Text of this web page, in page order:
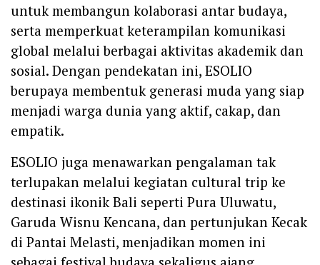
untuk membangun kolaborasi antar budaya,
serta memperkuat keterampilan komunikasi
global melalui berbagai aktivitas akademik dan
sosial. Dengan pendekatan ini, ESOLIO
berupaya membentuk generasi muda yang siap
menjadi warga dunia yang aktif, cakap, dan
empatik.
ESOLIO juga menawarkan pengalaman tak
terlupakan melalui kegiatan cultural trip ke
destinasi ikonik Bali seperti Pura Uluwatu,
Garuda Wisnu Kencana, dan pertunjukan Kecak
di Pantai Melasti, menjadikan momen ini